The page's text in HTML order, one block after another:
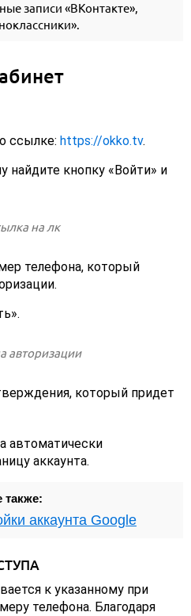
записи «ВКонтакте»,
ссылке: https://okko.tv.
найдите кнопку «Войти» и
телефона, который
который придет
автоматически
аккаунта.
также:
аккаунта Google
к указанному при
телефона. Благодаря